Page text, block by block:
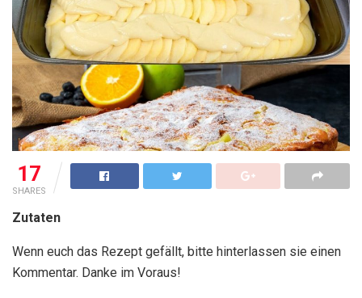
17
SHARES
Zutaten
Wenn euch das Rezept gefällt, bitte hinterlassen sie einen
Kommentar. Danke im Voraus!